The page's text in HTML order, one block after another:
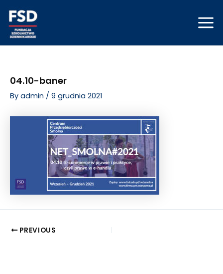
content
04.10-baner
By admin / 9 grudnia 2021
navigation
PREVIOUS